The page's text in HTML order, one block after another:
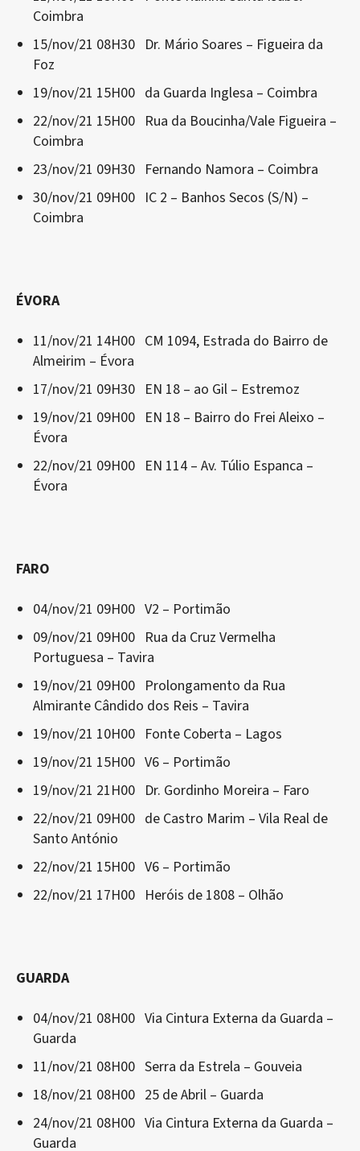
Coimbra
15/nov/21 08H30 Dr. Mário Soares – Figueira da
Foz
19/nov/21 15H00 da Guarda Inglesa – Coimbra
22/nov/21 15H00 Rua da Boucinha/Vale Figueira –
Coimbra
23/nov/21 09H30 Fernando Namora – Coimbra
30/nov/21 09H00 IC 2 – Banhos Secos (S/N) –
Coimbra
ÉVORA
11/nov/21 14H00 CM 1094, Estrada do Bairro de
Almeirim – Évora
17/nov/21 09H30 EN 18 – ao Gil – Estremoz
19/nov/21 09H00 EN 18 – Bairro do Frei Aleixo –
Évora
22/nov/21 09H00 EN 114 – Av. Túlio Espanca –
Évora
FARO
04/nov/21 09H00 V2 – Portimão
09/nov/21 09H00 Rua da Cruz Vermelha
Portuguesa – Tavira
19/nov/21 09H00 Prolongamento da Rua
Almirante Cândido dos Reis – Tavira
19/nov/21 10H00 Fonte Coberta – Lagos
19/nov/21 15H00 V6 – Portimão
19/nov/21 21H00 Dr. Gordinho Moreira – Faro
22/nov/21 09H00 de Castro Marim – Vila Real de
Santo António
22/nov/21 15H00 V6 – Portimão
22/nov/21 17H00 Heróis de 1808 – Olhão
GUARDA
04/nov/21 08H00 Via Cintura Externa da Guarda –
Guarda
11/nov/21 08H00 Serra da Estrela – Gouveia
18/nov/21 08H00 25 de Abril – Guarda
24/nov/21 08H00 Via Cintura Externa da Guarda –
Guarda